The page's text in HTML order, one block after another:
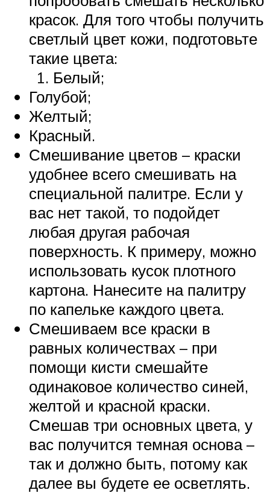
красок. Для того чтобы получить
светлый цвет кожи, подготовьте
такие цвета:
Белый;
Голубой;
Желтый;
Красный.
Смешивание цветов – краски
удобнее всего смешивать на
специальной палитре. Если у
вас нет такой, то подойдет
любая другая рабочая
поверхность. К примеру, можно
использовать кусок плотного
картона. Нанесите на палитру
по капельке каждого цвета.
Смешиваем все краски в
равных количествах – при
помощи кисти смешайте
одинаковое количество синей,
желтой и красной краски.
Смешав три основных цвета, у
вас получится темная основа –
так и должно быть, потому как
далее вы будете ее осветлять.